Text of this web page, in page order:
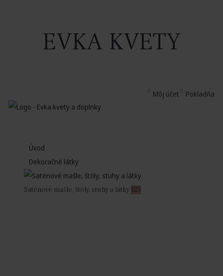
EVKA KVETY
Môj účet Pokladňa
Úvod
Dekoračné látky
Saténové mašle, štóly, stuhy a látky 125